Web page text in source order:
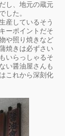
し、地元の蔵元
した。
産しているそう
ーポイントだそ
や照り焼きなど
焼きは必ずさい
いらっしゃるそ
い醤油屋さんも
これから深刻化